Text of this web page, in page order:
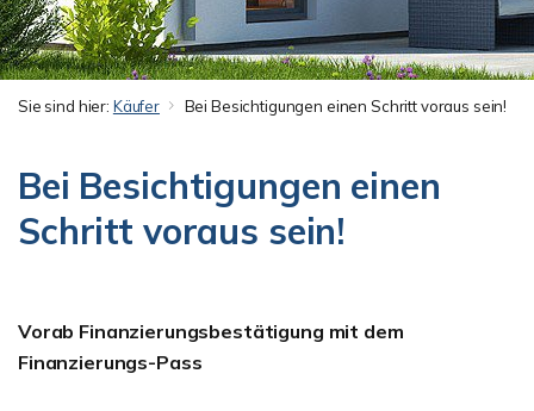
Sie sind hier: Käufer Bei Besichtigungen einen Schritt voraus sein!
Bei Besichtigungen einen
Schritt voraus sein!
Vorab Finanzierungsbestätigung mit dem
Finanzierungs-Pass